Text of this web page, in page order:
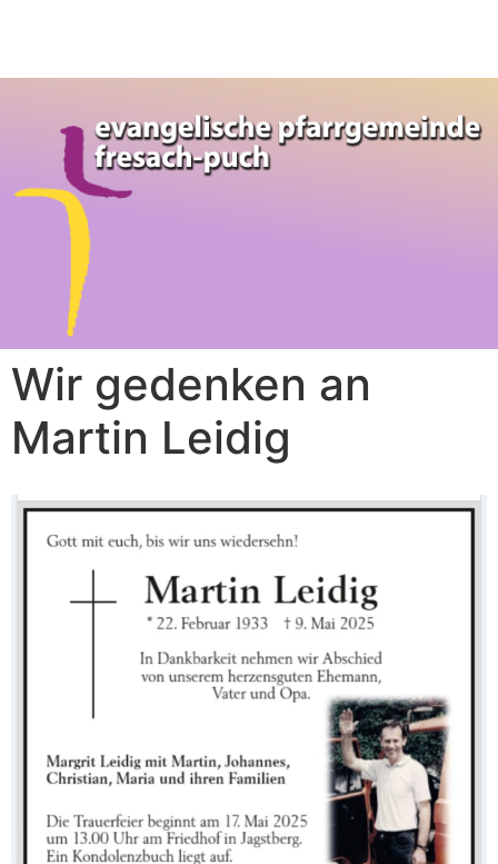
Wir gedenken an
Martin Leidig